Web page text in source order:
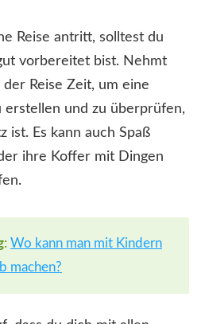
Reise antritt, solltest du
vorbereitet bist. Nehmt
Reise Zeit, um eine
erstellen und zu überprüfen,
ist. Es kann auch Spaß
ihre Koffer mit Dingen
: Wo kann man mit Kindern
machen?